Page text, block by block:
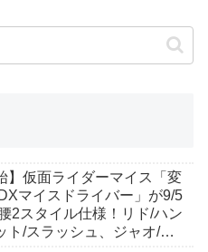
】仮面ライダーマイス「変
マイスドライバー」が9/5
2スタイル仕様！リド/ハン
ト/スラッシュ、ジャオ/バ